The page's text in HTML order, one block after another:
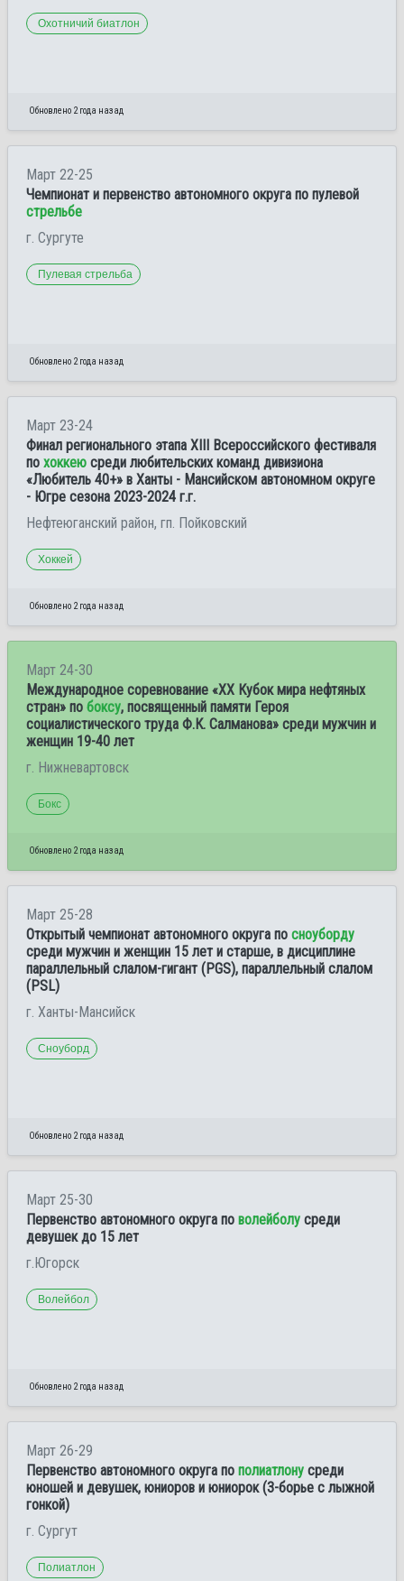
Охотничий биатлон
Обновлено 2 года назад
Март 22-25
Чемпионат и первенство автономного округа по пулевой
стрельбе
г. Сургуте
Пулевая стрельба
Обновлено 2 года назад
Март 23-24
Финал регионального этапа ХIII Всероссийского фестиваля
по хоккею среди любительских команд дивизиона
«Любитель 40+» в Ханты - Мансийском автономном округе
- Югре сезона 2023-2024 г.г.
Нефтеюганский район, гп. Пойковский
Хоккей
Обновлено 2 года назад
Март 24-30
Международное соревнование «XX Кубок мира нефтяных
стран» по боксу, посвященный памяти Героя
социалистического труда Ф.К. Салманова» среди мужчин и
женщин 19-40 лет
г. Нижневартовск
Бокс
Обновлено 2 года назад
Март 25-28
Открытый чемпионат автономного округа по сноуборду
среди мужчин и женщин 15 лет и старше, в дисциплине
параллельный слалом-гигант (PGS), параллельный слалом
(PSL)
г. Ханты-Мансийск
Сноуборд
Обновлено 2 года назад
Март 25-30
Первенство автономного округа по волейболу среди
девушек до 15 лет
г.Югорск
Волейбол
Обновлено 2 года назад
Март 26-29
Первенство автономного округа по полиатлону среди
юношей и девушек, юниоров и юниорок (3-борье с лыжной
гонкой)
г. Сургут
Полиатлон